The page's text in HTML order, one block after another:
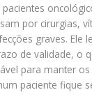
por cirurgias,
graves. Ele
de validade, o
para manter
paciente fique